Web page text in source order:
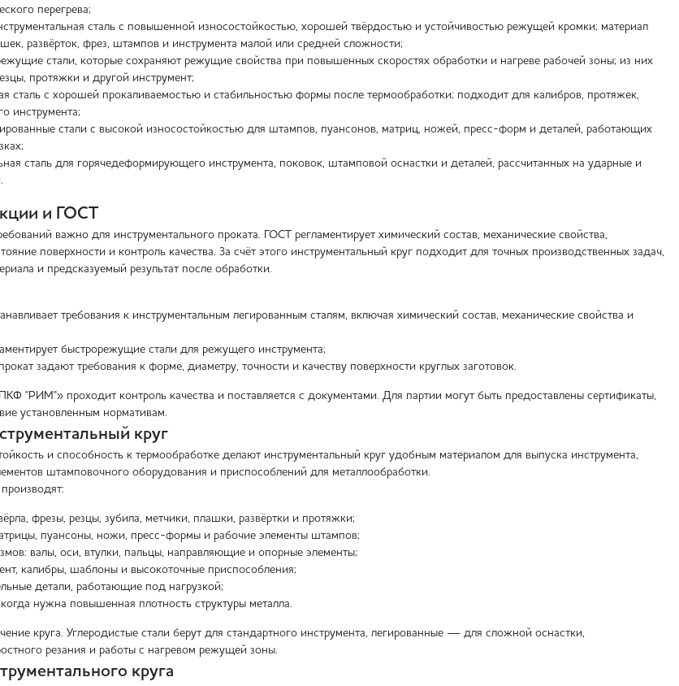
перегрева;
сталь с повышенной износостойкостью, хорошей твёрдостью и устойчивостью режущей кромки; материал
развёрток, фрез, штампов и инструмента малой или средней сложности;
стали, которые сохраняют режущие свойства при повышенных скоростях обработки и нагреве рабочей зоны; из них
протяжки и другой инструмент;
сталь с хорошей прокаливаемостью и стабильностью формы после термообработки; подходит для калибров, протяжек,
инструмента;
стали с высокой износостойкостью для штампов, пуансонов, матриц, ножей, пресс-форм и деталей, работающих
сталь для горячедеформирующего инструмента, поковок, штамповой оснастки и деталей, рассчитанных на ударные и
и ГОСТ
важно для инструментального проката. ГОСТ регламентирует химический состав, механические свойства,
поверхности и контроль качества. За счёт этого инструментальный круг подходит для точных производственных задач,
и предсказуемый результат после обработки.
требования к инструментальным легированным сталям, включая химический состав, механические свойства и
быстрорежущие стали для режущего инструмента;
задают требования к форме, диаметру, точности и качеству поверхности круглых заготовок.
"РИМ"» проходит контроль качества и поставляется с документами. Для партии могут быть предоставлены сертификаты,
установленным нормативам.
круг
и способность к термообработке делают инструментальный круг удобным материалом для выпуска инструмента,
штамповочного оборудования и приспособлений для металлообработки.
фрезы, резцы, зубила, метчики, плашки, развёртки и протяжки;
пуансоны, ножи, пресс-формы и рабочие элементы штампов;
валы, оси, втулки, пальцы, направляющие и опорные элементы;
калибры, шаблоны и высокоточные приспособления;
детали, работающие под нагрузкой;
нужна повышенная плотность структуры металла.
круга. Углеродистые стали берут для стандартного инструмента, легированные — для сложной оснастки,
резания и работы с нагревом режущей зоны.
круга